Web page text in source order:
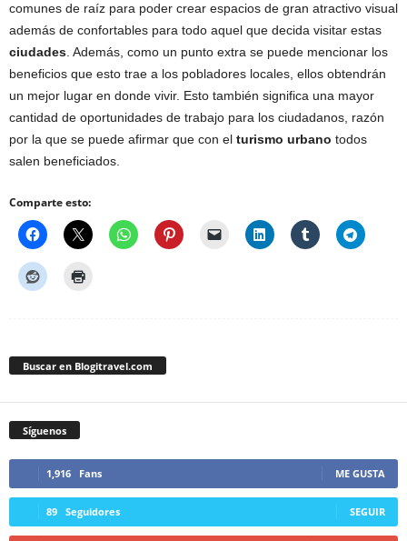
comunes de raíz para poder crear espacios de gran atractivo visual
además de confortables para todo aquel que decida visitar estas
ciudades . Además, como un punto extra se puede mencionar los
beneficios que esto trae a los pobladores locales, ellos obtendrán
un mejor lugar en donde vivir. Esto también significa una mayor
cantidad de oportunidades de trabajo para los ciudadanos, razón
por la que se puede afirmar que con el turismo urbano todos
salen beneficiados.
Comparte esto:
Buscar en Blogitravel.com
Síguenos
1,916 Fans ME GUSTA
89 Seguidores SEGUIR